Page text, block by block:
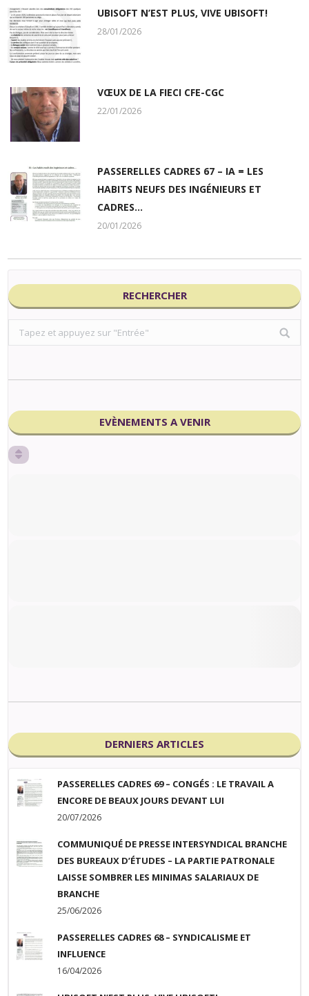
UBISOFT N’EST PLUS, VIVE UBISOFT!
28/01/2026
VŒUX DE LA FIECI CFE-CGC
22/01/2026
PASSERELLES CADRES 67 – IA = LES
HABITS NEUFS DES INGÉNIEURS ET
CADRES…
20/01/2026
RECHERCHER
Search:
EVÈNEMENTS A VENIR
DERNIERS ARTICLES
PASSERELLES CADRES 69 – CONGÉS : LE TRAVAIL A
ENCORE DE BEAUX JOURS DEVANT LUI
20/07/2026
COMMUNIQUÉ DE PRESSE INTERSYNDICAL BRANCHE
DES BUREAUX D’ÉTUDES – LA PARTIE PATRONALE
LAISSE SOMBRER LES MINIMAS SALARIAUX DE
BRANCHE
25/06/2026
PASSERELLES CADRES 68 – SYNDICALISME ET
INFLUENCE
16/04/2026